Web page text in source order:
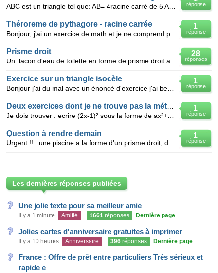
réponse
1
réponse
Théroreme de pythagore - racine carrée
28
réponses
Prisme droit
1
réponse
Exercice sur un triangle isocèle
1
réponse
1
réponse
Question à rendre demain
Les dernières réponses publiées
Une jolie texte pour sa meilleur amie
Il y a 1 minute Amitié 1661 réponses Dernière page
Jolies cartes d'anniversaire gratuites à imprimer
Il y a 10 heures Anniversaire 396 réponses Dernière page
France : Offre de prêt entre particuliers Très sérieux et
rapide e